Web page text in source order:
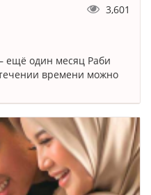
3,601
ещё один месяц Раби
времени можно